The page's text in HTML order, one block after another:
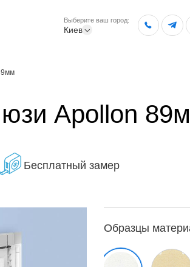
Выберите ваш город:
Киев
Apollon
Бесплатный замер
Образцы